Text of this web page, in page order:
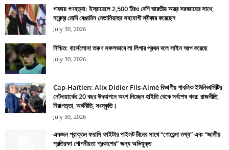
গাজায় গণহত্যা: ইস্রায়েলে 2,500 টিরও বেশি ভারতীয় অস্ত্র সরবরাহের সাথে,
নরেন্দ্র মোদি বেঞ্জামিন নেতানিয়াহুর সহযোগী স্বীকার করেছেন
July 30, 2026
নিশ্চিত: বার্সেলোনা তরুণ সফলভাবে লা লিগার প্রথম দলে সাইন আপ করেছে
July 30, 2026
Cap-Haïtien: Alix Didier Fils-Aimé বিভাগীয় পাবলিক ইউনিভার্সিটির
নেটওয়ার্কের 20 বছর উদযাপনে অংশ নিচ্ছেন হাইতি থেকে সর্বশেষ খবর: রাজনীতি,
নিরাপত্তা, অর্থনীতি, সংস্কৃতি।
July 30, 2026
একজন প্রাক্তন ফরাসি ফাইটার পাইলট চীনের সাথে “গোয়েন্দা তথ্য” এবং “জাতীয়
প্রতিরক্ষা গোপনীয়তা প্রকাশের” জন্য অভিযুক্ত